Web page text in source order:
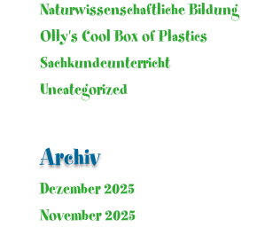
Naturwissenschaftliche Bildung
Olly's Cool Box of Plastics
Sachkundeunterricht
Uncategorized
Archiv
Dezember 2025
November 2025